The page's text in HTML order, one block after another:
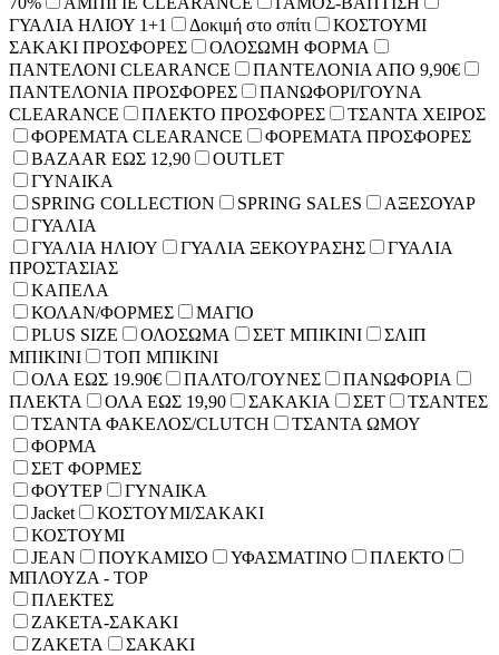
ΓΥΑΛΙΑ ΗΛΙΟΥ 1+1
Δοκιμή στο σπίτι
ΚΟΣΤΟΥΜΙ
ΣΑΚΑΚΙ ΠΡΟΣΦΟΡΕΣ
ΟΛΟΣΩΜΗ ΦΟΡΜΑ
ΠΑΝΤΕΛΟΝΙ CLEARANCE
ΠΑΝΤΕΛΟΝΙΑ ΑΠΟ 9,90€
ΠΑΝΤΕΛΟΝΙΑ ΠΡΟΣΦΟΡΕΣ
ΠΑΝΩΦΟΡΙ/ΓΟΥΝΑ
CLEARANCE
ΠΛΕΚΤΟ ΠΡΟΣΦΟΡΕΣ
ΤΣΑΝΤΑ ΧΕΙΡΟΣ
ΦΟΡΕΜΑΤΑ CLEARANCE
ΦΟΡΕΜΑΤΑ ΠΡΟΣΦΟΡΕΣ
BAZAAR ΕΩΣ 12,90
OUTLET
ΓΥΝΑΙΚΑ
SPRING COLLECTION
SPRING SALES
ΑΞΕΣΟΥΑΡ
ΓΥΑΛΙΑ
ΓΥΑΛΙΑ ΗΛΙΟΥ
ΓΥΑΛΙΑ ΞΕΚΟΥΡΑΣΗΣ
ΓΥΑΛΙΑ
ΠΡΟΣΤΑΣΙΑΣ
ΚΑΠΕΛΑ
ΚΟΛΑΝ/ΦΟΡΜΕΣ
ΜΑΓΙΟ
PLUS SIZE
ΟΛΟΣΩΜΑ ΣΕΤ ΜΠΙΚΙΝΙ
ΣΛΙΠ
ΜΠΙΚΙΝΙ
ΤΟΠ ΜΠΙΚΙΝΙ
ΟΛΑ ΕΩΣ 19.90€
ΠΑΛΤΟ/ΓΟΥΝΕΣ
ΠΑΝΩΦΟΡΙΑ
ΠΛΕΚΤΑ
ΟΛΑ ΕΩΣ 19,90 ΣΑΚΑΚΙΑ ΣΕΤ
ΤΣΑΝΤΕΣ
ΤΣΑΝΤΑ ΦΑΚΕΛΟΣ/CLUTCH
ΤΣΑΝΤΑ ΩΜΟΥ
ΦΟΡΜΑ
ΣΕΤ ΦΟΡΜΕΣ
ΦΟΥΤΕΡ
ΓΥΝΑΙΚΑ
Jacket
ΚΟΣΤΟΥΜΙ/ΣΑΚΑΚΙ
ΚΟΣΤΟΥΜΙ
JEAN
ΠΟΥΚΑΜΙΣΟ ΥΦΑΣΜΑΤΙΝΟ
ΠΛΕΚΤΟ
ΜΠΛΟΥΖΑ - TOP
ΠΛΕΚΤΕΣ
ΖΑΚΕΤΑ-ΣΑΚΑΚΙ
ΖΑΚΕΤΑ
ΣΑΚΑΚΙ